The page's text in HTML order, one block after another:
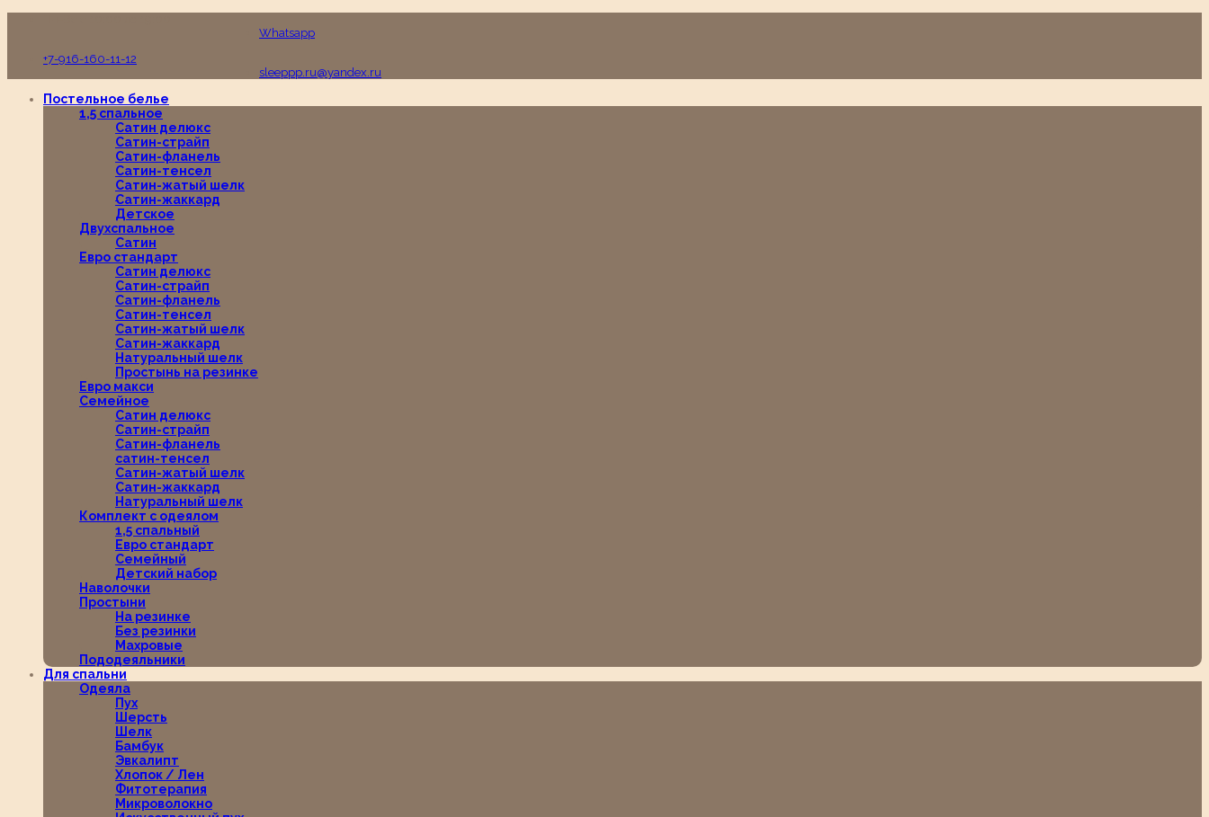
Whatsapp
+7-916-160-11-12
sleeppp.ru@yandex.ru
Постельное белье
1,5 спальное
Сатин делюкс
Сатин-страйп
Сатин-фланель
Сатин-тенсел
Сатин-жатый шелк
Сатин-жаккард
Детское
Двухспальное
Сатин
Евро стандарт
Сатин делюкс
Сатин-страйп
Сатин-фланель
Сатин-тенсел
Сатин-жатый шелк
Сатин-жаккард
Натуральный шелк
Простынь на резинке
Евро макси
Семейное
Сатин делюкс
Сатин-страйп
Сатин-фланель
сатин-тенсел
Сатин-жатый шелк
Сатин-жаккард
Натуральный шелк
Комплект с одеялом
1,5 спальный
Евро стандарт
Семейный
Детский набор
Наволочки
Простыни
На резинке
Без резинки
Махровые
Пододеяльники
Для спальни
Одеяла
Пух
Шерсть
Шелк
Бамбук
Эвкалипт
Хлопок / Лен
Фитотерапия
Микроволокно